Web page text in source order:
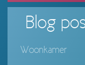
Continue
Blog
Woonkamer